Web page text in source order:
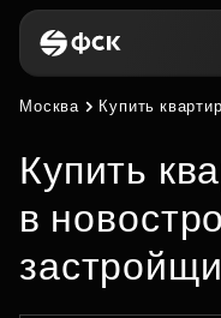
Москва Купить
Купить
в